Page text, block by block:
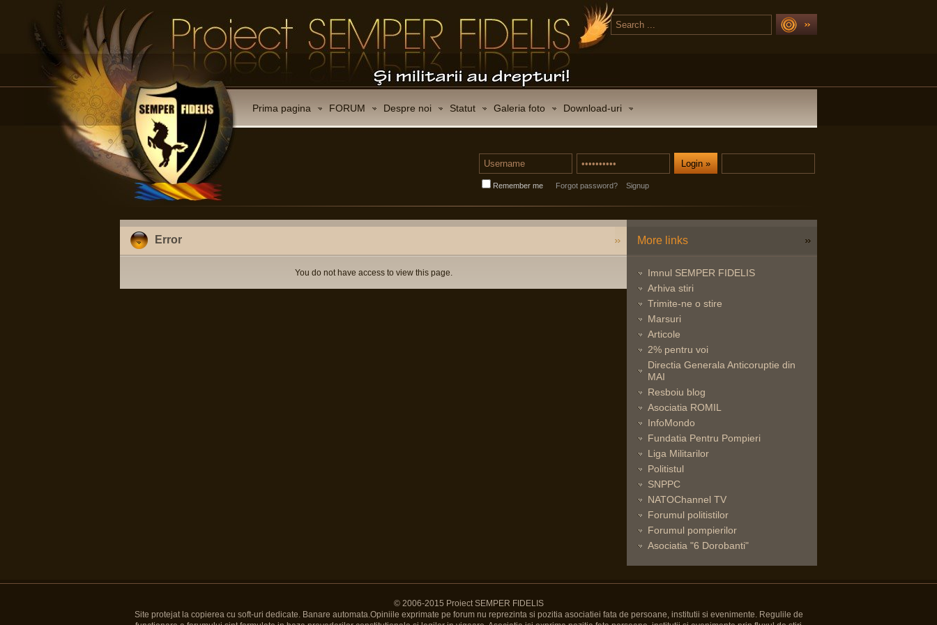
Prima pagina FORUM Despre noi Statut Galeria foto Download-uri
Remember me Forgot password? Signup
Error
You do not have access to view this page.
More links
Imnul SEMPER FIDELIS
Arhiva stiri
Trimite-ne o stire
Marsuri
Articole
2% pentru voi
Directia Generala Anticoruptie din
MAI
Resboiu blog
Asociatia ROMIL
InfoMondo
Fundatia Pentru Pompieri
Liga Militarilor
Politistul
SNPPC
NATOChannel TV
Forumul politistilor
Forumul pompierilor
Asociatia "6 Dorobanti"
© 2006-2015 Proiect SEMPER FIDELIS
Site protejat la copierea cu soft-uri dedicate. Banare automata.Opiniile exprimate pe forum nu reprezinta si pozitia asociatiei fata de persoane, institutii si evenimente. Regulile de